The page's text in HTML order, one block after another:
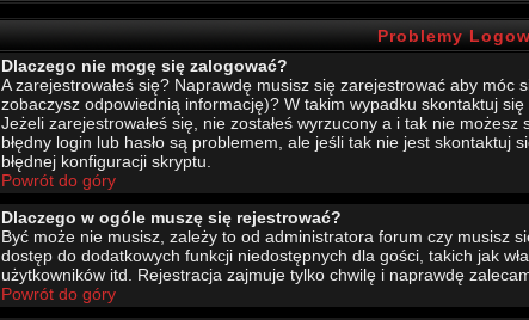
Problemy
Dlaczego nie mogę się zalogować?
A zarejestrowałeś się? Naprawdę musisz się zarejestrować aby móc
zobaczysz odpowiednią informację)? W takim wypadku skontaktuj
Jeżeli zarejestrowałeś się, nie zostałeś wyrzucony a i tak nie
błędny login lub hasło są problemem, ale jeśli tak nie jest
błędnej konfiguracji skryptu.
Powrót do góry
Dlaczego w ogóle muszę się rejestrować?
Być może nie musisz, zależy to od administratora forum czy musisz
dostęp do dodatkowych funkcji niedostępnych dla gości, takich jak
użytkowników itd. Rejestracja zajmuje tylko chwilę i naprawdę
Powrót do góry